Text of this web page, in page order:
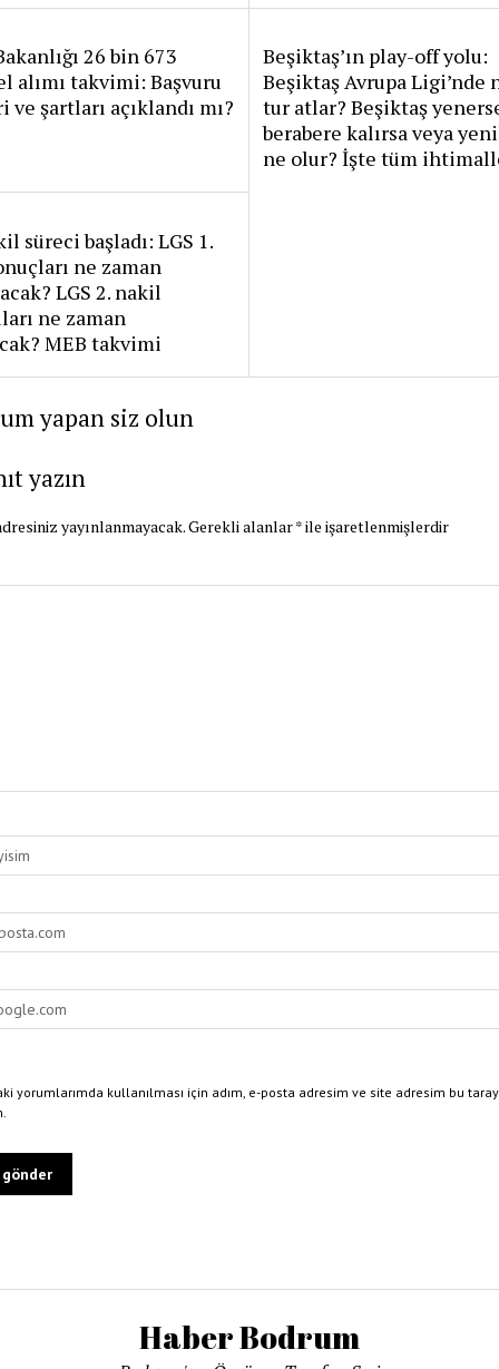
26 bin 673
alımı takvimi: Başvuru
şartları açıklandı mı?
Beşiktaş’ın play-off yolu:
Beşiktaş Avrupa Ligi’nde
tur atlar? Beşiktaş
berabere kalırsa veya
ne olur? İşte tüm
süreci başladı: LGS 1.
ne zaman
LGS 2. nakil
ne zaman
MEB takvimi
yapan siz olun
yazın
yayınlanmayacak.Gerekli alanlar*ile işaretlenmişlerdir
yorumlarımda kullanılması için adım, e-posta adresim ve site adresim bu
Haber Bodrum